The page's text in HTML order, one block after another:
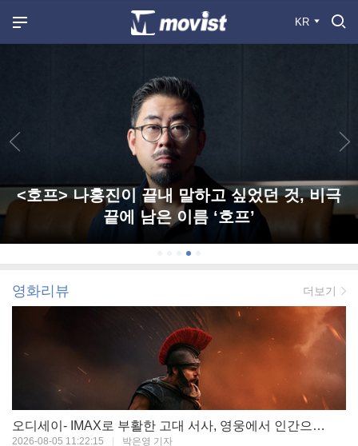
KR
<호프> 나홍진이 끝내 말하고 싶었던 것, 비극
끝에 남은 이름 ‘호프’
영화리뷰 더보기
오디세이- IMAX로 부활한 고대 서사, 영웅에서 인간으로의 귀환 (오락성 9 | 작품성 9)
2026-08-05 11:22:15 박은영 기자